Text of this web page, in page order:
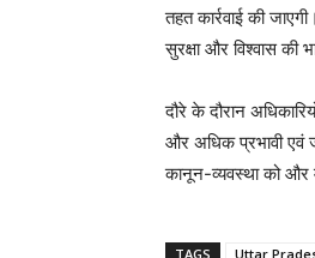
तहत कार्रवाई की
सुरक्षा और विश्वास की
दौरे के दौरान
और अधिक प्रभावी एवं
कानून-व्यवस्था को और
TAGS Uttar